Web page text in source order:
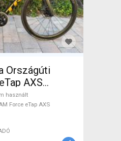
Országúti
AXS
használt
Force eTap AXS